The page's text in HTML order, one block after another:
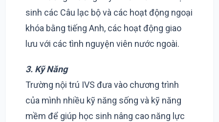
sinh các Câu lạc bộ và các hoạt động ngoại
khóa bằng tiếng Anh, các hoạt động giao
lưu với các tình nguyện viên nước ngoài.
3. Kỹ Năng
Trường nội trú IVS đưa vào chương trình
của mình nhiều kỹ năng sống và kỹ năng
mềm để giúp học sinh nâng cao năng lực